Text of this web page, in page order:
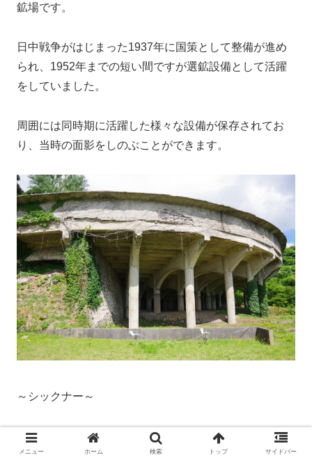
鉱場です。
日中戦争がはじまった1937年に国策として整備が進め
られ、1952年までの短い間ですが選鉱設備として活躍
をしていました。
周囲には同時期に活躍した様々な設備が保存されてお
り、当時の面影をしのぶことができます。
～シックナー～
選鉱を経て金銀が少なくなった泥鉱を、鉱物と水とに分
離・濃縮する装置です。
メニュー ホーム 検索 トップ サイドバー